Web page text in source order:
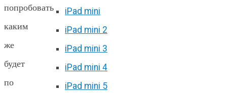
iPad mini
iPad mini 2
iPad mini 3
iPad mini 4
iPad mini 5
попробовать
каким
же
будет
по